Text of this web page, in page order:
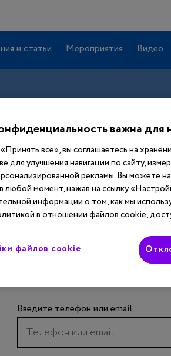
и статьи Мероприятия Видео
Вход
Этот материал доступен
авторизации. Войдите или
чтобы получить доступ ко всем
сайта
Введите телефон или email
важна для
все», вы соглашаетесь на
для улучшения навигации по сайту,
рекламы. Вы можете
любой момент, нажав на ссылку
информации о том, как мы
в отношении файлов cookie,
файлов cookie